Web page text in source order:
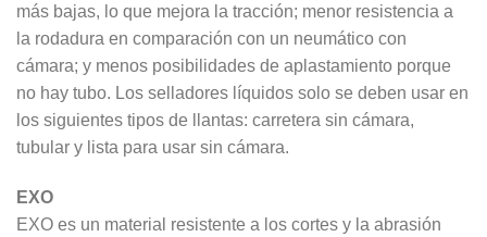
más bajas, lo que mejora la tracción; menor resistencia a
la rodadura en comparación con un neumático con
cámara; y menos posibilidades de aplastamiento porque
no hay tubo. Los selladores líquidos solo se deben usar en
los siguientes tipos de llantas: carretera sin cámara,
tubular y lista para usar sin cámara.
EXO
EXO es un material resistente a los cortes y la abrasión